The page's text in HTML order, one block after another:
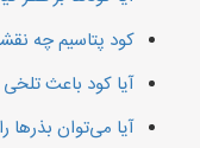
کود پتاسیم چه
آیا کود باعث
آیا می‌توان بذرها